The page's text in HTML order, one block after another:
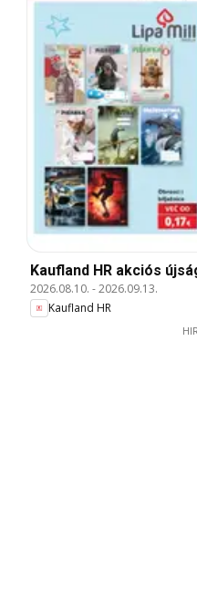
Kaufland HR akciós
2026.08.10. -2026.09.13.
Kaufland HR